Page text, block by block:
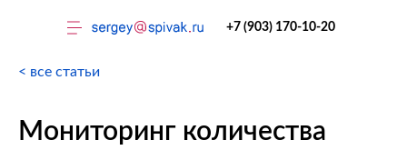
+7 (903) 170-10-20
< все статьи
Мониторинг количества